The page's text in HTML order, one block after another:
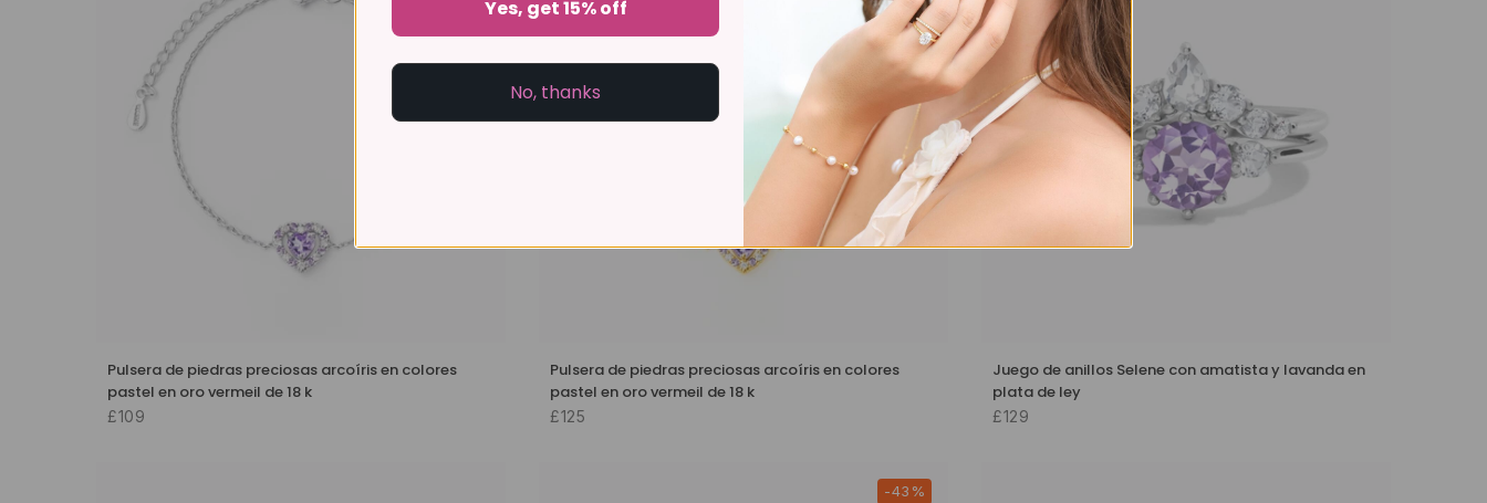
Pulsera de piedras preciosas arcoíris en colores
pastel en oro vermeil de 18 k
£109
Pulsera de piedras preciosas arcoíris en colores
pastel en oro vermeil de 18 k
£125
Juego de anillos Selene con amatista y lavanda en
plata de ley
£129
-43%
Yes, get 15% off
No, thanks